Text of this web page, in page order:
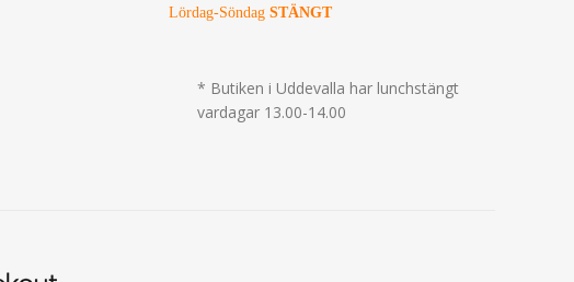
Lördag-Söndag STÄNGT
* Butiken i Uddevalla har lunchstängt
vardagar 13.00-14.00